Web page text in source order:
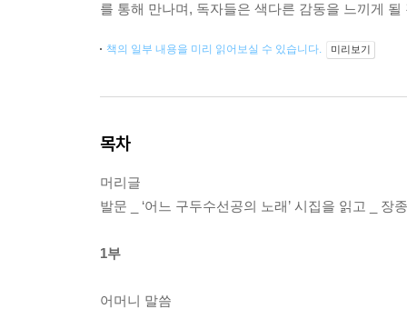
를 통해 만나며, 독자들은 색다른 감동을 느끼게 될
책의 일부 내용을 미리 읽어보실 수 있습니다. 미리보기
목차
머리글
발문 _ ‌‘어느 구두수선공의 노래’ 시집을 읽고 _ 장
1부
어머니 말씀